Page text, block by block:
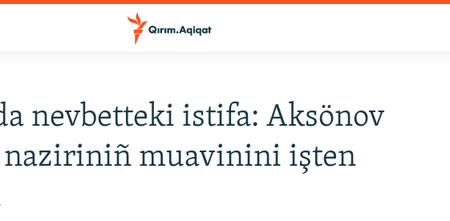
nevbetteki istifa: Aksönov
muavinini işten